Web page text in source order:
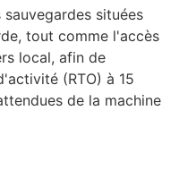
situées
tout comme l'accès
local, afin de
(RTO) à 15
de la machine